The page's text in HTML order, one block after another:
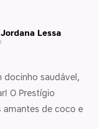
Lessa
docinho saudável,
O Prestígio
amantes de coco e